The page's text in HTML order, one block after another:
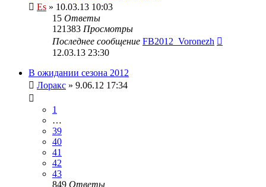
Es » 10.03.13 10:03
15 Ответы
121383 Просмотры
Последнее сообщение FB2012_Voronezh
12.03.13 23:30
В ожидании сезона 2012
Лоракс » 9.06.12 17:34
1
…
39
40
41
42
43
849 Ответы